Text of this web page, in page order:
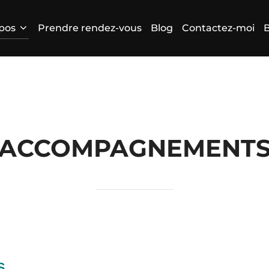
Prendre rendez-vous Blog Contactez-moi